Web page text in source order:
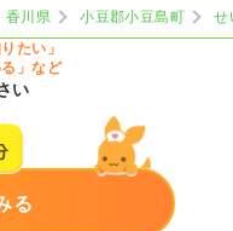
香川県 小豆郡小豆島町
せ
たい」
」など
い
る